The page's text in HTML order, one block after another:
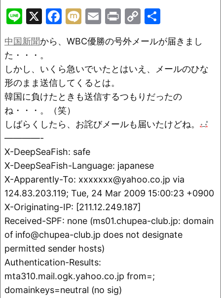
Li
n
e
X
F
c
e
b
o
o
k
M
i
E
m
ai
l
Pr
in
t
C
p
y
Li
n
中国新聞から、WBC優勝の号外メールが届きまし
た・・・。
しかし、いくら急いでいたとはいえ、メールのひな
形のまま送信してくるとは。
韓国に負けたときも送信するつもりだったの
ね・・・。（笑）
しばらくしたら、お詫びメールも届いたけどね。
————-
X-DeepSeaFish: safe
X-DeepSeaFish-Language: japanese
X-Apparently-To: xxxxxxx@yahoo.co.jp via
124.83.203.119; Tue, 24 Mar 2009 15:00:23 +0900
X-Originating-IP: [211.12.249.187]
Received-SPF: none (ms01.chupea-club.jp: domain
of info@chupea-club.jp does not designate
permitted sender hosts)
Authentication-Results:
mta310.mail.ogk.yahoo.co.jp from=;
domainkeys=neutral (no sig)